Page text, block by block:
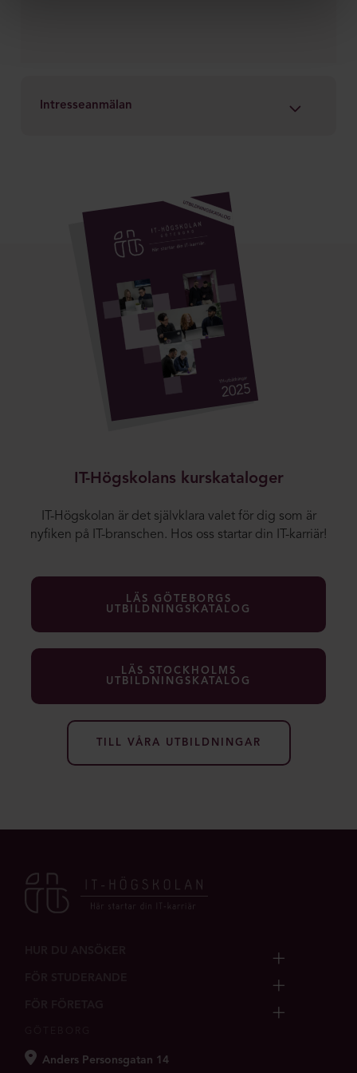
Intresseanmälan
IT-Högskolans kurskataloger
IT-Högskolan är det självklara valet för dig som är
nyfiken på IT-branschen. Hos oss startar din IT-karriär!
LÄS GÖTEBORGS
UTBILDNINGSKATALOG
LÄS STOCKHOLMS
UTBILDNINGSKATALOG
TILL VÅRA UTBILDNINGAR
Anders Personsgatan 14